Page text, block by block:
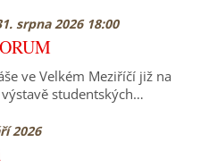
srpna 2026 18:00
ve Velkém Meziříčí již na
studentských…
2026